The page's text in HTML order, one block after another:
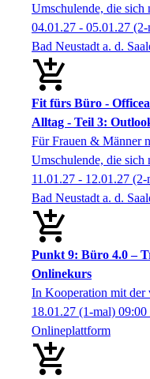
Umschulende, die sich
04.01.27 - 05.01.27 (2-
Bad Neustadt a. d.
Fit fürs Büro -
Alltag - Teil 3:
Für Frauen & Männer
Umschulende, die sich
11.01.27 - 12.01.27 (2-
Bad Neustadt a. d.
Punkt 9: Büro 4.0 –
Onlinekurs
In Kooperation mit der
18.01.27 (1-mal) 09:00
Onlineplattform